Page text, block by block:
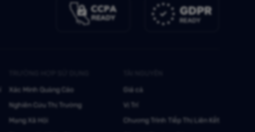
Xác Minh Quảng Cáo
Nghiên Cứu Thị Trường
Mạng Xã Hội
Giá cả
Vị Trí
Chương Trình Tiếp Thị Liên Kết